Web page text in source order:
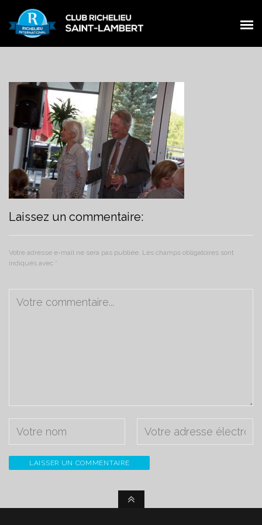
MEMBRES
ŒUVRES
ÉVÉNEMENTS
NOUVELLES
CONTACT
FACEBOOK
MEMBRES
ŒUVRES
ÉVÉNEMENTS
NOUVELLES
CONTACT
Laissez un commentaire:
Votre adresse e-mail ne sera pas publiée. Les champs obligatoires sont
indiqués avec *